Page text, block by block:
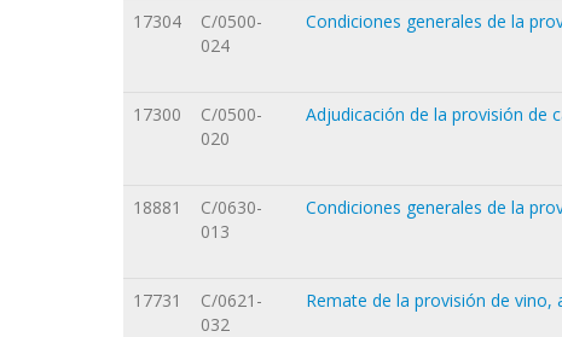
17304
C/0500-
024
Condiciones generales de la
17300
C/0500-
020
Adjudicación de la provisión de
18881
C/0630-
013
Condiciones generales de la
17731
C/0621-
032
Remate de la provisión de vino,